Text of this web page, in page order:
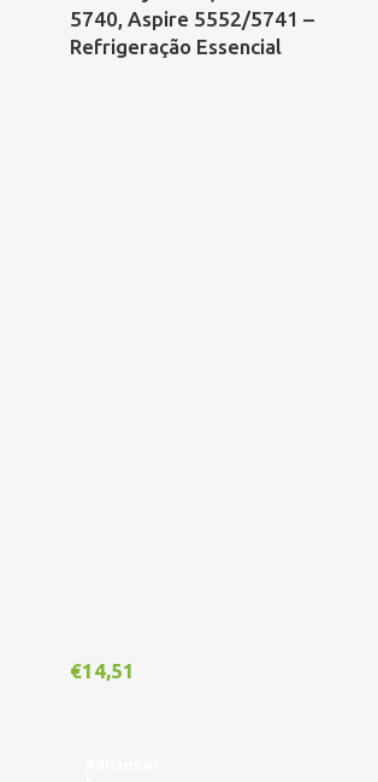
5740, Aspire 5552/5741 –
Refrigeração Essencial
€14,51